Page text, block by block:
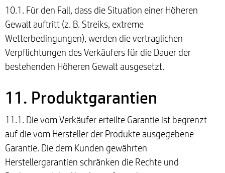
10.1. Für den Fall, dass die Situation einer Höheren
Gewalt auftritt (z. B. Streiks, extreme
Wetterbedingungen), werden die vertraglichen
Verpflichtungen des Verkäufers für die Dauer der
bestehenden Höheren Gewalt ausgesetzt.
11. Produktgarantien
11.1. Die vom Verkäufer erteilte Garantie ist begrenzt
auf die vom Hersteller der Produkte ausgegebene
Garantie. Die dem Kunden gewährten
Herstellergarantien schränken die Rechte und